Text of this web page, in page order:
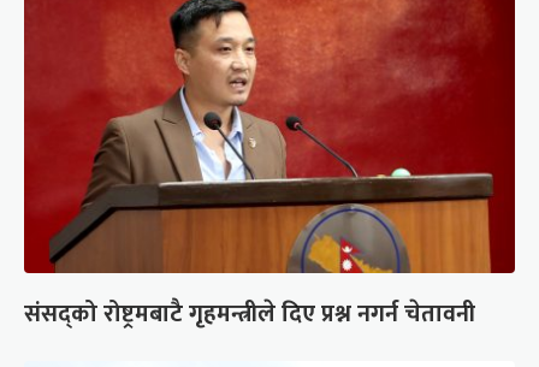
संसद्को रोष्ट्रमबाटै गृहमन्त्रीले दिए प्रश्न नगर्न चेतावनी